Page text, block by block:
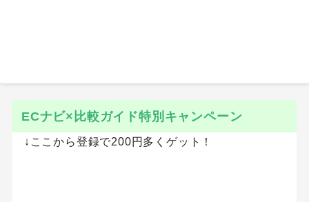
ECナビ×比較ガイド特別キャンペーン
↓ここから登録で200円多くゲット！